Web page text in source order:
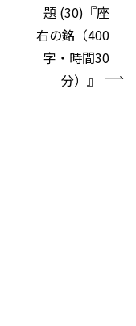
題 (30)『座
右の銘（400
字・時間30
分）』
»